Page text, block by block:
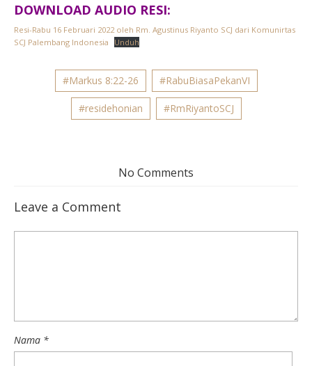
DOWNLOAD AUDIO RESI:
Resi-Rabu 16 Februari 2022 oleh Rm. Agustinus Riyanto SCJ dari Komunirtas
SCJ Palembang Indonesia
Unduh
#Markus 8:22-26 #RabuBiasaPekanVI
#residehonian #RmRiyantoSCJ
No Comments
Leave a Comment
Nama *